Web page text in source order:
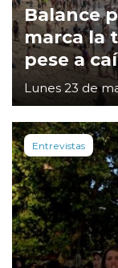
Balance
marca la
pese a
Lunes 23 de
Entrevistas